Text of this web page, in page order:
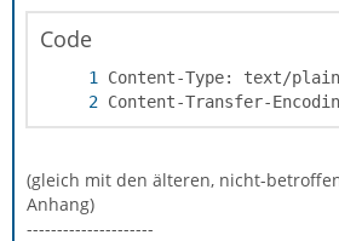
Code
Content-Transfer-
(gleich mit den älteren, nicht-
Anhang)
---------------------